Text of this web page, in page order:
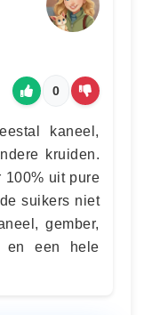
0
kaneel,
kruiden.
100% uit pure
suikers niet
gember,
en een hele